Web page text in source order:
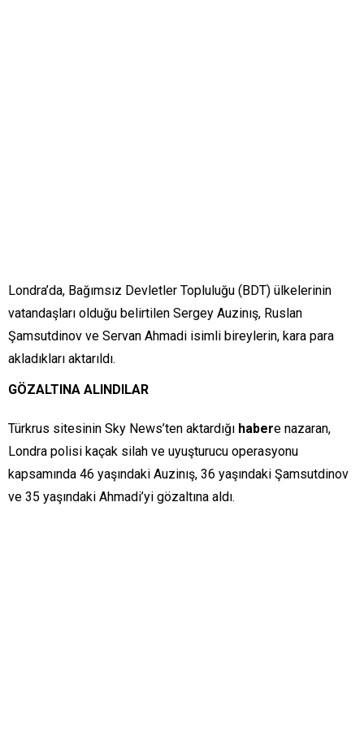
Londra’da, Bağımsız Devletler Topluluğu (BDT) ülkelerinin
vatandaşları olduğu belirtilen Sergey Auzinış, Ruslan
Şamsutdinov ve Servan Ahmadi isimli bireylerin, kara para
akladıkları aktarıldı.
GÖZALTINA ALINDILAR
Türkrus sitesinin Sky News’ten aktardığı habere nazaran,
Londra polisi kaçak silah ve uyuşturucu operasyonu
kapsamında 46 yaşındaki Auzinış, 36 yaşındaki Şamsutdinov
ve 35 yaşındaki Ahmadi’yi gözaltına aldı.